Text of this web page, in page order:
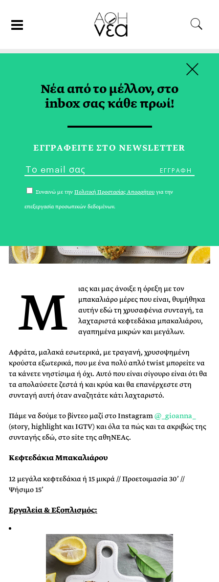
ΣΥΝΤΑΓΕΣ
Συνταγή για Κεφτεδάκια
Μπακαλιάρου
Μ
ιας και μας άνοιξε η όρεξη με τον
μπακαλιάρο μέρες που είναι, θυμήθηκα
αυτήν εδώ τη χρυσαφένια συνταγή, τα
λαχταριστά κεφτεδάκια μπακαλιάρου,
αγαπημένα μικρών και μεγάλων.
Αφράτα, μαλακά εσωτερικά, με τραγανή, χρυσοψημένη
κρούστα εξωτερικά, που με ένα πολύ απλό twist μπορείτε να
τα κάνετε νηστίσιμα ή όχι. Αυτό που είναι σίγουρο είναι ότι θα
τα απολαύσετε ζεστά ή και κρύα και θα επανέρχεστε στη
συνταγή αυτή όταν αναζητάτε κάτι λαχταριστό.
Πάμε να δούμε το βίντεο μαζί στο Instagram@_gioanna_
(story, highlight και IGTV) και όλα τα πώς και τα ακριβώς της
συνταγής εδώ, στο site της αθηΝΕΑς.
Κεφτεδάκια Μπακαλιάρου
12 μεγάλα κεφτεδάκια ή 15 μικρά // Προετοιμασία 30’ //
Ψήσιμο 15’
Εργαλεία & Εξοπλισμός:
Νέα από το μέλλον, στο
inbox σας κάθε πρωί!
ΕΓΓPΑΦΕΙΤΕ ΣΤΟ NEWSLETTER
Συναινώ με την Πολιτική Προστασίας Απορρήτου για την
επεξεργασία προσωπικών δεδομένων.
×